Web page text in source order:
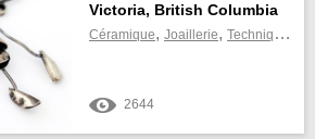
Victoria, British Columbia
Céramique, Joaillerie, Techniques mixtes
2644